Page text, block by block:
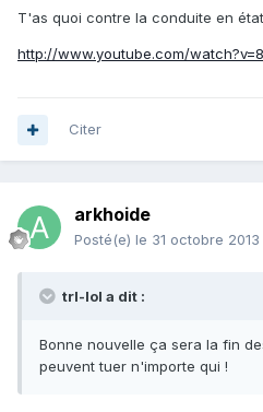
T'as quoi contre la conduite en
http://www.youtube.com/
Citer
arkhoide
Posté(e) le 31 octobre 2013
trl-lol a dit :
Bonne nouvelle ça sera la fin
peuvent tuer n'importe qui !